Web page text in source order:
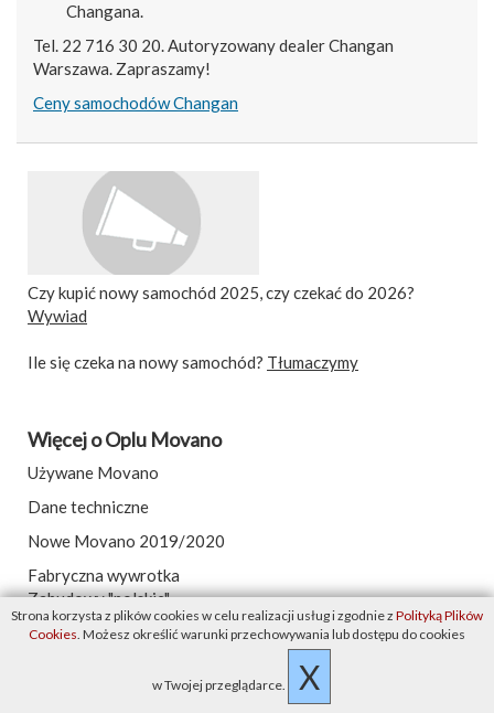
Changana.
Tel. 22 716 30 20. Autoryzowany dealer Changan
Warszawa. Zapraszamy!
Ceny samochodów Changan
Czy kupić nowy samochód 2025, czy czekać do 2026?
Wywiad
Ile się czeka na nowy samochód? Tłumaczymy
Więcej o Oplu Movano
Używane Movano
Dane techniczne
Nowe Movano 2019/2020
Fabryczna wywrotka
Zabudowy "polskie"
Pakiety do przestrzeni ładunkowej
Okresy międzyprzeglądowe
Strona korzysta z plików cookies w celu realizacji usług i zgodnie z Polityką Plików
Cookies. Możesz określić warunki przechowywania lub dostępu do cookies
w Twojej przeglądarce. X